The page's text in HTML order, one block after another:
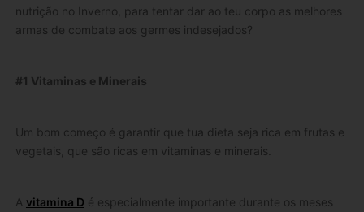
nutrição no Inverno, para tentar dar ao teu corpo as melhores
armas de combate aos germes indesejados?
#1 Vitaminas e Minerais
Um bom começo é garantir que tua dieta seja rica em frutas e
vegetais, que são ricas em vitaminas e minerais.
A vitamina D é especialmente importante durante os meses